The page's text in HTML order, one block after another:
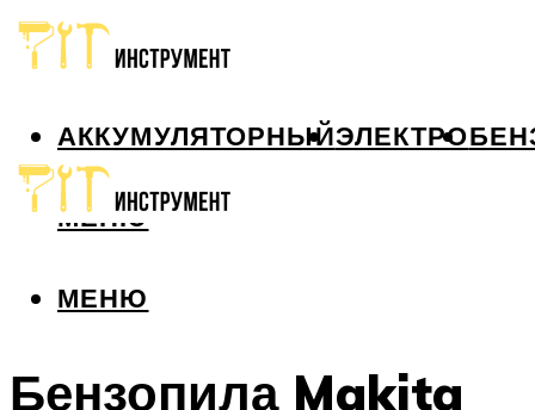
АККУМУЛЯТОРНЫЙЭЛЕКТРО
МЕНЮ
МЕНЮ
Бензопила Makita